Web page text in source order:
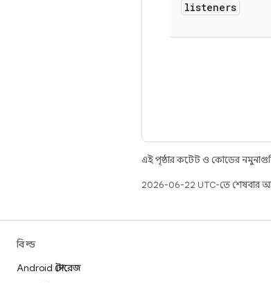
listeners
এই পৃষ্ঠার কন্টেন্ট ও কোডের
2026-06-22 UTC-তে শেষবার
বিল্ড
Android স্টোরেজ